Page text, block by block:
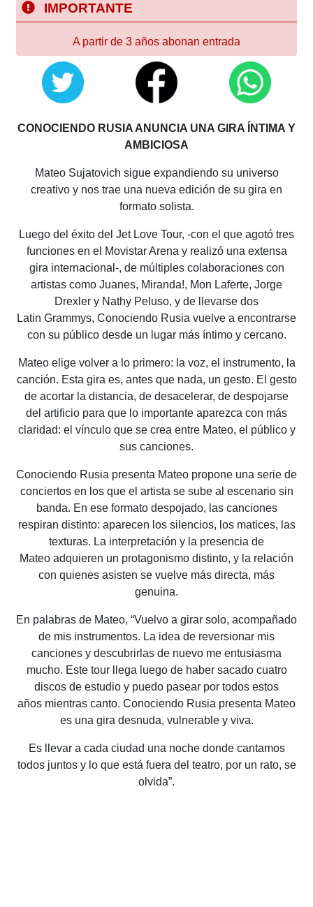
IMPORTANTE
A partir de 3 años abonan entrada
CONOCIENDO RUSIA ANUNCIA UNA GIRA ÍNTIMA Y
AMBICIOSA
Mateo Sujatovich sigue expandiendo su universo
creativo y nos trae una nueva edición de su gira en
formato solista.
Luego del éxito del Jet Love Tour, -con el que agotó tres
funciones en el Movistar Arena y realizó una extensa
gira internacional-, de múltiples colaboraciones con
artistas como Juanes, Miranda!, Mon Laferte, Jorge
Drexler y Nathy Peluso, y de llevarse dos
Latin Grammys, Conociendo Rusia vuelve a encontrarse
con su público desde un lugar más íntimo y cercano.
Mateo elige volver a lo primero: la voz, el instrumento, la
canción. Esta gira es, antes que nada, un gesto. El gesto
de acortar la distancia, de desacelerar, de despojarse
del artificio para que lo importante aparezca con más
claridad: el vínculo que se crea entre Mateo, el público y
sus canciones.
Conociendo Rusia presenta Mateo propone una serie de
conciertos en los que el artista se sube al escenario sin
banda. En ese formato despojado, las canciones
respiran distinto: aparecen los silencios, los matices, las
texturas. La interpretación y la presencia de
Mateo adquieren un protagonismo distinto, y la relación
con quienes asisten se vuelve más directa, más
genuina.
En palabras de Mateo, “Vuelvo a girar solo, acompañado
de mis instrumentos. La idea de reversionar mis
canciones y descubrirlas de nuevo me entusiasma
mucho. Este tour llega luego de haber sacado cuatro
discos de estudio y puedo pasear por todos estos
años mientras canto. Conociendo Rusia presenta Mateo
es una gira desnuda, vulnerable y viva.
Es llevar a cada ciudad una noche donde cantamos
todos juntos y lo que está fuera del teatro, por un rato, se
olvida”.